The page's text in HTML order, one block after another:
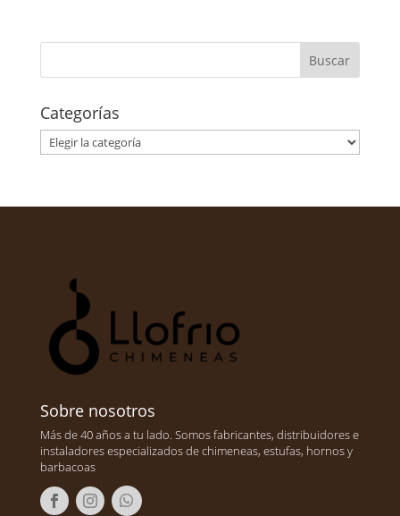
Categorías
Categorías
Sobre nosotros
Más de 40 años a tu lado. Somos fabricantes, distribuidores e
instaladores especializados de chimeneas, estufas, hornos y
barbacoas